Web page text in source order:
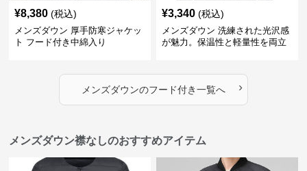
¥8,380 (税込)
メンズダウン 厚手防寒ジャケッ
ト フード付き中綿入り
¥3,340 (税込)
メンズダウン 洗練された光沢感
が魅力。保温性と軽量性を両立
メンズダウンのフード付き一覧へ ›
メンズダウン襟なしのおすすめアイテム